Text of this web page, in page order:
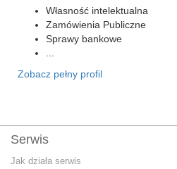
Własność intelektualna
Zamówienia Publiczne
Sprawy bankowe
Zobacz pełny profil
Serwis
Jak działa serwis